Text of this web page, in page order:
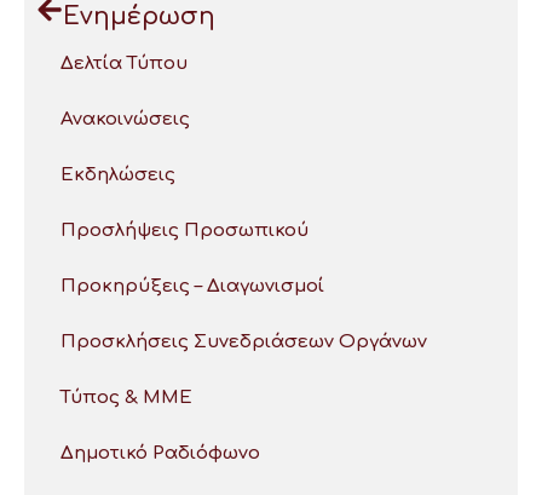
Ενημέρωση
Δελτία Τύπου
Ανακοινώσεις
Εκδηλώσεις
Προσλήψεις Προσωπικού
Προκηρύξεις – Διαγωνισμοί
Προσκλήσεις Συνεδριάσεων Οργάνων
Τύπος & ΜΜΕ
Δημοτικό Ραδιόφωνο